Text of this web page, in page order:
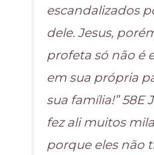
escandalizados
dele. Jesus,
profeta só não é
em sua própria
sua família!” 58E
fez ali muitos
porque eles não